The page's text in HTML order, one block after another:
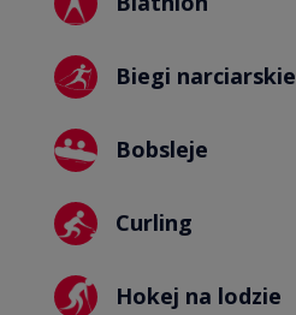
Biegi narciarskie
Bobsleje
Curling
Hokej na lodzie